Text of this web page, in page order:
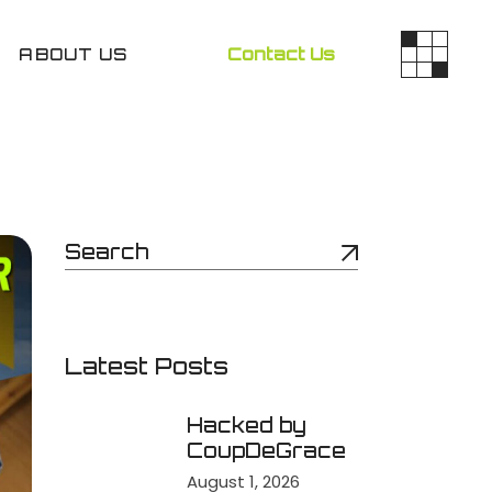
ABOUT US Contact Us
Latest Posts
Hacked by
CoupDeGrace
August 1, 2026